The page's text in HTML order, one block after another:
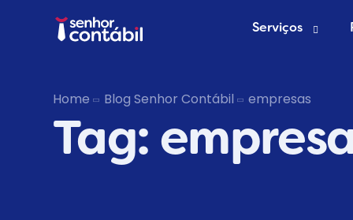
Serviços
Abrir
Trocar de
Home Blog Senhor Contábil empresas
Tag: